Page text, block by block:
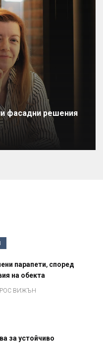
фасадни решения
парапети, според
на обекта
ВИЖЪН
за устойчиво